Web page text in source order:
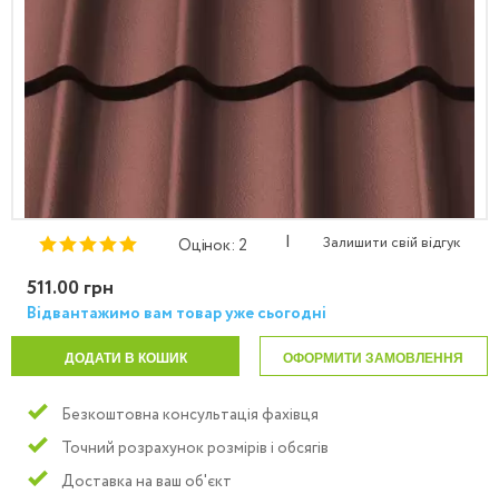
Оцінок: 2 | Залишити свій відгук
511.00 грн
Відвантажимо вам товар уже сьогодні
ДОДАТИ В КОШИК ОФОРМИТИ ЗАМОВЛЕННЯ
Безкоштовна консультація фахівця
Точний розрахунок розмірів і обсягів
Доставка на ваш об'єкт